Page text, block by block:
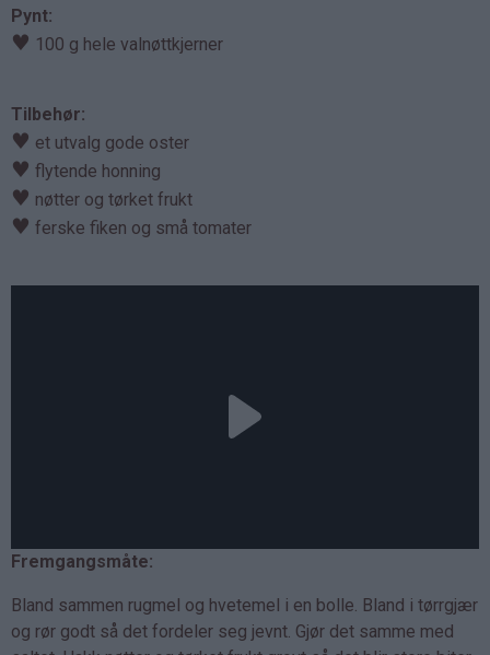
Pynt:
♥ 100 g hele valnøttkjerner
Tilbehør:
♥ et utvalg gode oster
♥ flytende honning
♥ nøtter og tørket frukt
♥ ferske fiken og små tomater
Fremgangsmåte:
Bland sammen rugmel og hvetemel i en bolle. Bland i tørrgjær
og rør godt så det fordeler seg jevnt. Gjør det samme med